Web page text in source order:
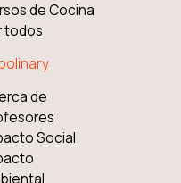
de Cocina
todos
de
Social